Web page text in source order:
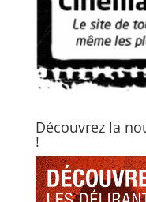
Découvrez la
!